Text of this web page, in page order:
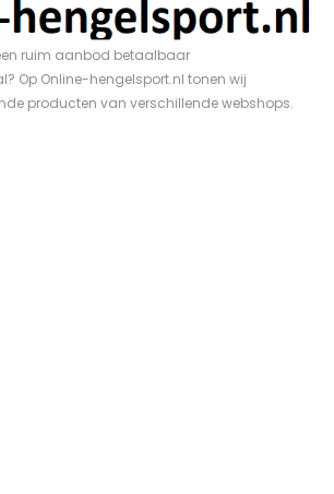
ruim aanbod betaalbaar
Op Online-hengelsport.nl tonen wij
producten van verschillende webshops.